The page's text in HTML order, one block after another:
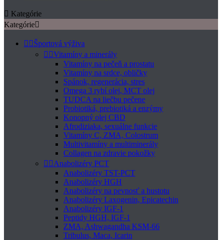
 Kategórie
Kategórie
 Športová výživa
 Vitamíny a minerály
Vitamíny na pečeň a prostatu
Vitamíny na srdce, obličky
Spánok, regenerácia, stres
Omega 3 rybí olej, MCT olej
TUDCA na liečbu pečene
Probiotiká, prebiotiká a enzýmy
Konopný olej CBD
Afrodiziaka, sexuálne funkcie
Vitamíny C, ZMA, Colostrum
Multivitamíny a multiminerály
Collagen na zdravie pokožky
 Anabolizéry PCT
Anabolizéry TST-PCT
Anabolizéry HGH
Anabolizéry na pevnosť a hustotu
Anabolizéry Laxogenin, Epicatechin
Anabolizéry IGF-1
Peptidy HGH, IGF-1
ZMA, Ashwagandha KSM-66
Tribulus, Maca, Icarin